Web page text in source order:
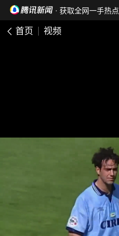
· 获取全网一手热点
首页 视频